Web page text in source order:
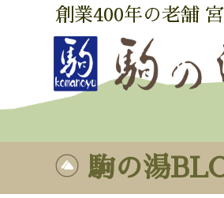
創業400年の老舗
駒の湯